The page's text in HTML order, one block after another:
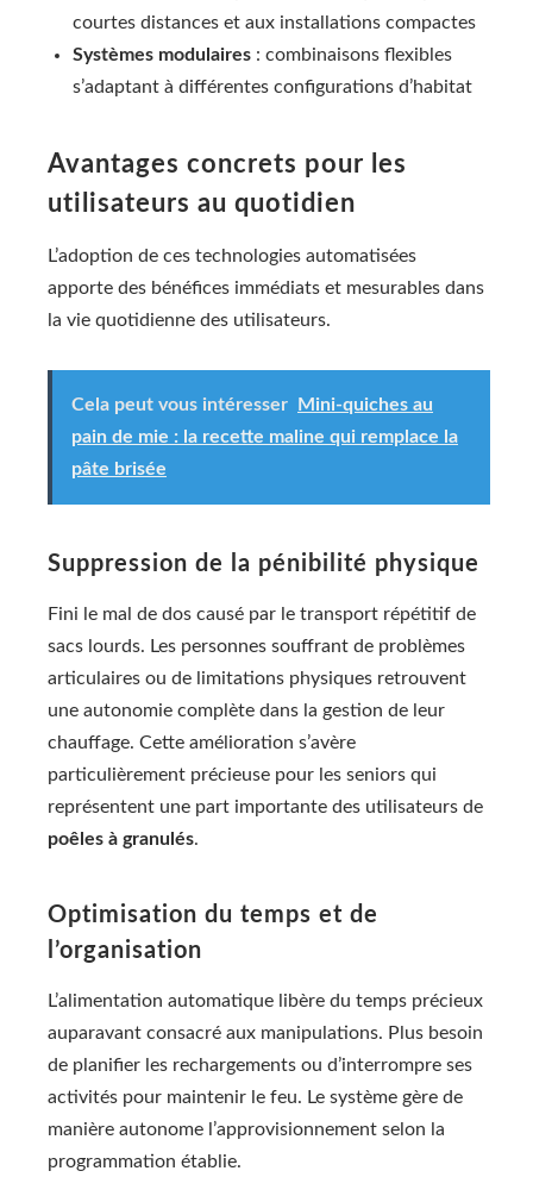
courtes distances et aux installations compactes
Systèmes modulaires : combinaisons flexibles
s’adaptant à différentes configurations d’habitat
Avantages concrets pour les
utilisateurs au quotidien
L’adoption de ces technologies automatisées
apporte des bénéfices immédiats et mesurables dans
la vie quotidienne des utilisateurs.
Cela peut vous intéresser
Mini-quiches au
pain de mie : la recette maline qui remplace la
pâte brisée
Suppression de la pénibilité physique
Fini le mal de dos causé par le transport répétitif de
sacs lourds. Les personnes souffrant de problèmes
articulaires ou de limitations physiques retrouvent
une autonomie complète dans la gestion de leur
chauffage. Cette amélioration s’avère
particulièrement précieuse pour les seniors qui
représentent une part importante des utilisateurs de
poêles à granulés.
Optimisation du temps et de
l’organisation
L’alimentation automatique libère du temps précieux
auparavant consacré aux manipulations. Plus besoin
de planifier les rechargements ou d’interrompre ses
activités pour maintenir le feu. Le système gère de
manière autonome l’approvisionnement selon la
programmation établie.